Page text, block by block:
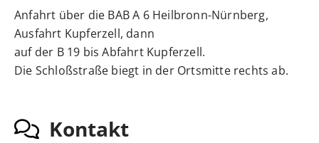
Anfahrt über die BAB A 6 Heilbronn-Nürnberg,
Ausfahrt Kupferzell, dann
auf der B 19 bis Abfahrt Kupferzell.
Die Schloßstraße biegt in der Ortsmitte rechts ab.
Kontakt